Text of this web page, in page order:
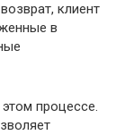
клиент
в
процессе.